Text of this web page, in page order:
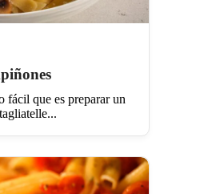
fácil que es preparar un